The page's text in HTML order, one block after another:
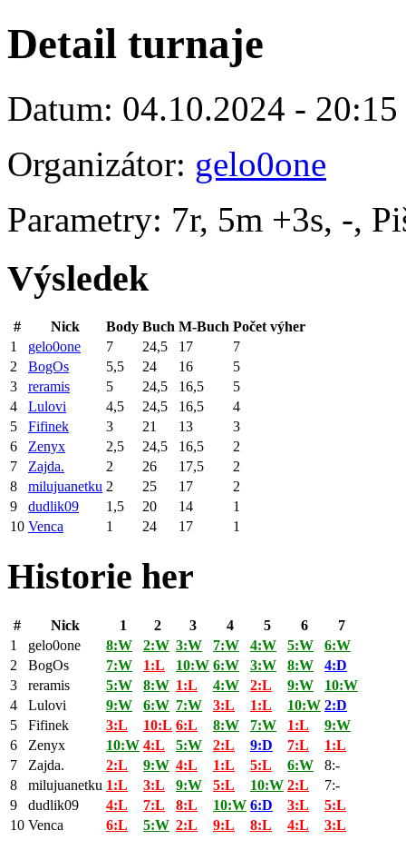
Detail turnaje
Datum: 04.10.2024 - 20:15
Organizátor: gelo0one
Parametry: 7r, 5m +3s, -,
Výsledek
# Nick Body Buch M-Buch Počet výher
1
gelo0one 7 24,5 17
7
2
BogOs 5,5 24 16
5
3
reramis 5 24,5 16,5
5
4
Lulovi 4,5 24,5 16,5
4
5
Fifinek 3 21 13
3
6
Zenyx 2,5 24,5 16,5
2
7
Zajda. 2 26 17,5
2
8
milujuanetku 2 25 17
2
9
dudlik09 1,5 20 14
1
10 Venca 1 24 17 1
Historie her
# Nick 1 2 3 4 5 6
7
1
gelo0one 8:W 2:W 3:W 7:W 4:W 5:W
6:W
2
BogOs 7:W 1:L 10:W 6:W 3:W 8:W
4:D
3
reramis 5:W 8:W 1:L 4:W 2:L 9:W
10:W
4
Lulovi 9:W 6:W 7:W 3:L 1:L 10:W 2:D
5
Fifinek 3:L 10:L 6:L 8:W 7:W 1:L
9:W
6
Zenyx 10:W 4:L 5:W 2:L 9:D 7:L
1:L
7
Zajda. 2:L 9:W 4:L 1:L 5:L 6:W
8:-
8
milujuanetku 1:L 3:L 9:W 5:L 10:W 2:L
7:-
9
dudlik09 4:L 7:L 8:L 10:W 6:D 3:L
5:L
10 Venca 6:L 5:W 2:L 9:L 8:L 4:L 3:L